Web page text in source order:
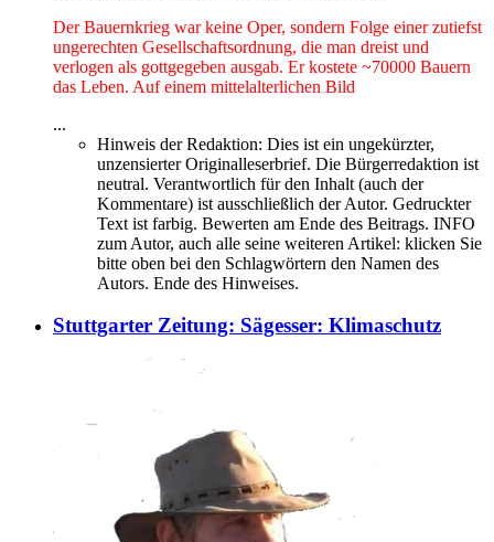
Der Bauernkrieg war keine Oper, sondern Folge einer zutiefst
ungerechten Gesellschaftsordnung, die man dreist und
verlogen als gottgegeben ausgab. Er kostete ~70000 Bauern
das Leben. Auf einem mittelalterlichen Bild
...
Hinweis der Redaktion: Dies ist ein ungekürzter,
unzensierter Originalleserbrief. Die Bürgerredaktion ist
neutral. Verantwortlich für den Inhalt (auch der
Kommentare) ist ausschließlich der Autor. Gedruckter
Text ist farbig. Bewerten am Ende des Beitrags. INFO
zum Autor, auch alle seine weiteren Artikel: klicken Sie
bitte oben bei den Schlagwörtern den Namen des
Autors. Ende des Hinweises.
Stuttgarter Zeitung: Sägesser: Klimaschutz